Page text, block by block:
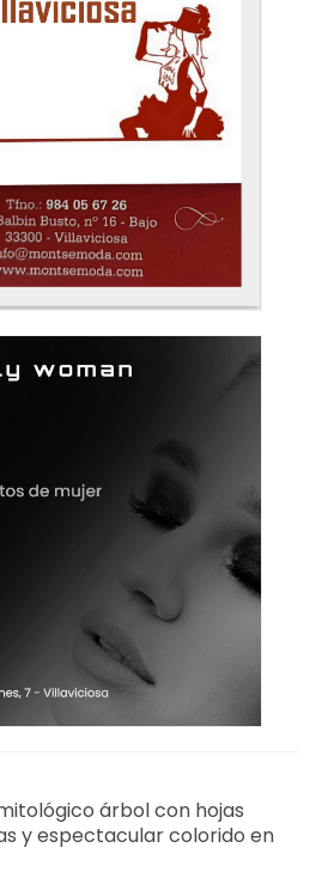
árbol con hojas
y espectacular colorido en